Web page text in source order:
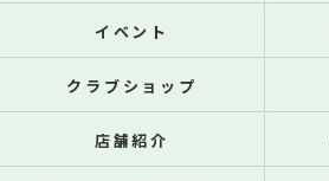
イベント
クラブショップ
店舗紹介